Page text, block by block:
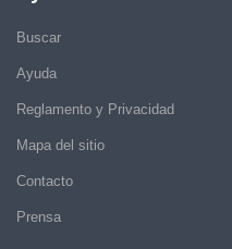
Buscar
Ayuda
Reglamento y Privacidad
Mapa del sitio
Contacto
Prensa